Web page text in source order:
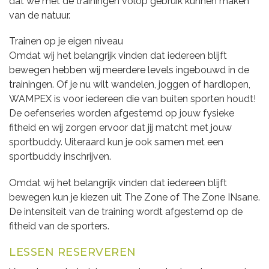
van de natuur.
Trainen op je eigen niveau
Omdat wij het belangrijk vinden dat iedereen blijft
bewegen hebben wij meerdere levels ingebouwd in de
trainingen. Of je nu wilt wandelen, joggen of hardlopen,
WAMPEX is voor iedereen die van buiten sporten houdt!
De oefenseries worden afgestemd op jouw fysieke
fitheid en wij zorgen ervoor dat jij matcht met jouw
sportbuddy. Uiteraard kun je ook samen met een
sportbuddy inschrijven.
Omdat wij het belangrijk vinden dat iedereen blijft
bewegen kun je kiezen uit The Zone of The Zone INsane.
De intensiteit van de training wordt afgestemd op de
fitheid van de sporters.
LESSEN RESERVEREN